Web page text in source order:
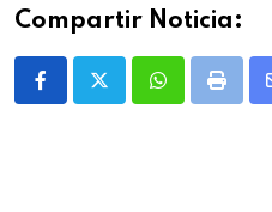
Compartir Noticia:
WhatsappPrint